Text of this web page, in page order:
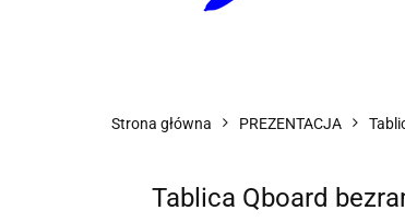
Strona główna PREZENTACJA
Tablica Qboard